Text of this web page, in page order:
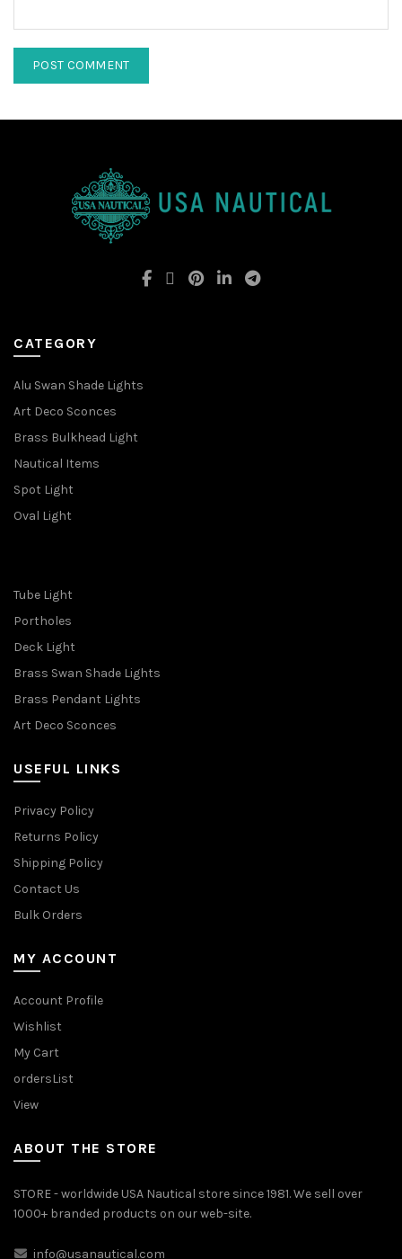
CATEGORY
Alu Swan Shade Lights
Art Deco Sconces
Brass Bulkhead Light
Nautical Items
Spot Light
Oval Light
Tube Light
Portholes
Deck Light
Brass Swan Shade Lights
Brass Pendant Lights
Art Deco Sconces
USEFUL LINKS
Privacy Policy
Returns Policy
Shipping Policy
Contact Us
Bulk Orders
MY ACCOUNT
Account Profile
Wishlist
My Cart
ordersList
View
ABOUT THE STORE
STORE - worldwide USA Nautical store since 1981. We sell over
1000+ branded products on our web-site.
info@usanautical.com